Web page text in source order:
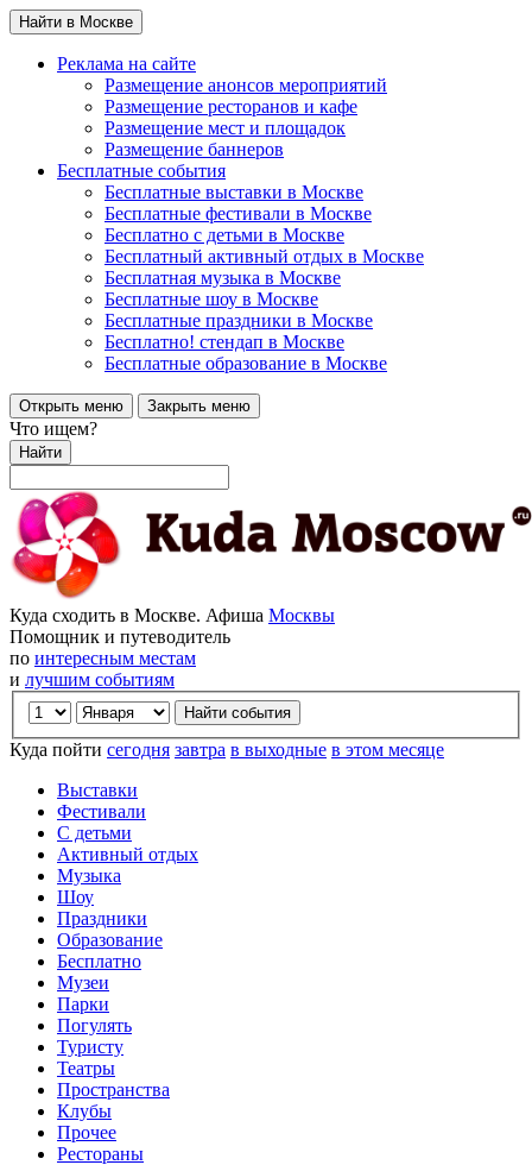
Найти в Москве
Реклама на сайте
Размещение анонсов мероприятий
Размещение ресторанов и кафе
Размещение мест и площадок
Размещение баннеров
Бесплатные события
Бесплатные выставки в Москве
Бесплатные фестивали в Москве
Бесплатно с детьми в Москве
Бесплатный активный отдых в Москве
Бесплатная музыка в Москве
Бесплатные шоу в Москве
Бесплатные праздники в Москве
Бесплатно! стендап в Москве
Бесплатные образование в Москве
Открыть меню Закрыть меню
Что ищем?
Найти
Куда сходить в Москве. Афиша Москвы
Помощник и путеводитель
по интересным местам
и лучшим событиям
Куда пойти сегодня завтра в выходные в этом месяце
Выставки
Фестивали
С детьми
Активный отдых
Музыка
Шоу
Праздники
Образование
Бесплатно
Музеи
Парки
Погулять
Туристу
Театры
Пространства
Клубы
Прочее
Рестораны